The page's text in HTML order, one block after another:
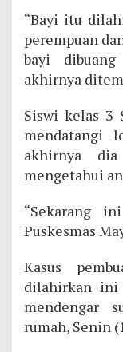
“Bayi itu
perempuan
bayi
akhirnya
Siswi kelas 3
mendatangi
akhirnya
mengetahui
“Sekarang
Puskesmas
Kasus
dilahirkan ini
mendengar
rumah, Senin